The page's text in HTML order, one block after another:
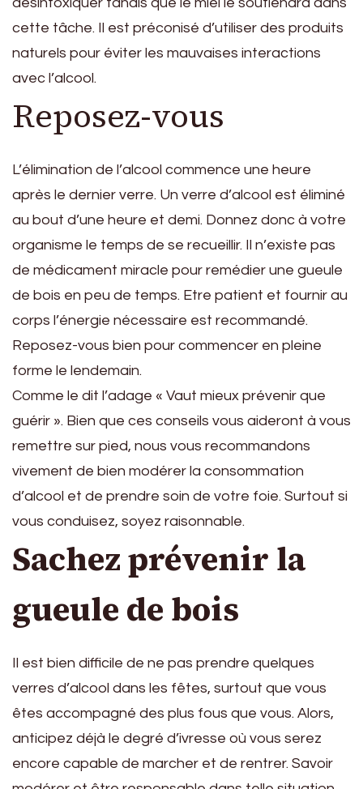
désintoxiquer tandis que le miel le soutiendra dans
cette tâche. Il est préconisé d’utiliser des produits
naturels pour éviter les mauvaises interactions
avec l’alcool.
Reposez-vous
L’élimination de l’alcool commence une heure
après le dernier verre. Un verre d’alcool est éliminé
au bout d’une heure et demi. Donnez donc à votre
organisme le temps de se recueillir. Il n’existe pas
de médicament miracle pour remédier une gueule
de bois en peu de temps. Etre patient et fournir au
corps l’énergie nécessaire est recommandé.
Reposez-vous bien pour commencer en pleine
forme le lendemain.
Comme le dit l’adage « Vaut mieux prévenir que
guérir ». Bien que ces conseils vous aideront à vous
remettre sur pied, nous vous recommandons
vivement de bien modérer la consommation
d’alcool et de prendre soin de votre foie. Surtout si
vous conduisez, soyez raisonnable.
Sachez prévenir la
gueule de bois
Il est bien difficile de ne pas prendre quelques
verres d’alcool dans les fêtes, surtout que vous
êtes accompagné des plus fous que vous. Alors,
anticipez déjà le degré d’ivresse où vous serez
encore capable de marcher et de rentrer. Savoir